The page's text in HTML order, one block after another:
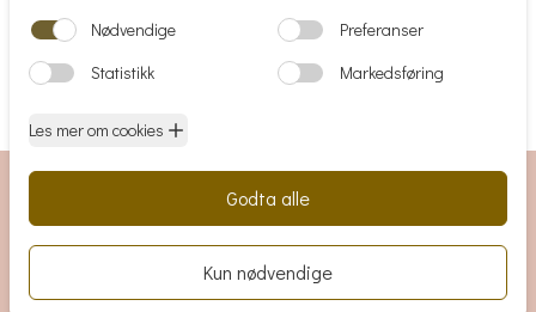
Matrikkelinformasjon
Bruksnr: 158
Få tilsendt prospekt på dette lokalet
Legg igjen epost adressen din, så sender